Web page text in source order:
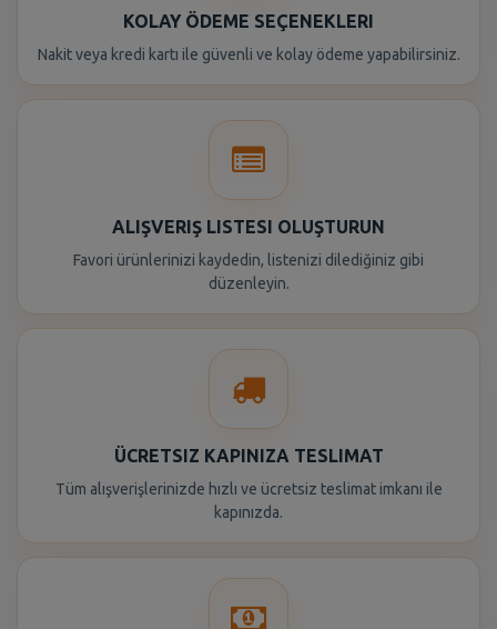
KOLAY ÖDEME SEÇENEKLERI
Nakit veya kredi kartı ile güvenli ve kolay ödeme yapabilirsiniz.
ALIŞVERIŞ LISTESI OLUŞTURUN
Favori ürünlerinizi kaydedin, listenizi dilediğiniz gibi
düzenleyin.
ÜCRETSIZ KAPINIZA TESLIMAT
Tüm alışverişlerinizde hızlı ve ücretsiz teslimat imkanı ile
kapınızda.